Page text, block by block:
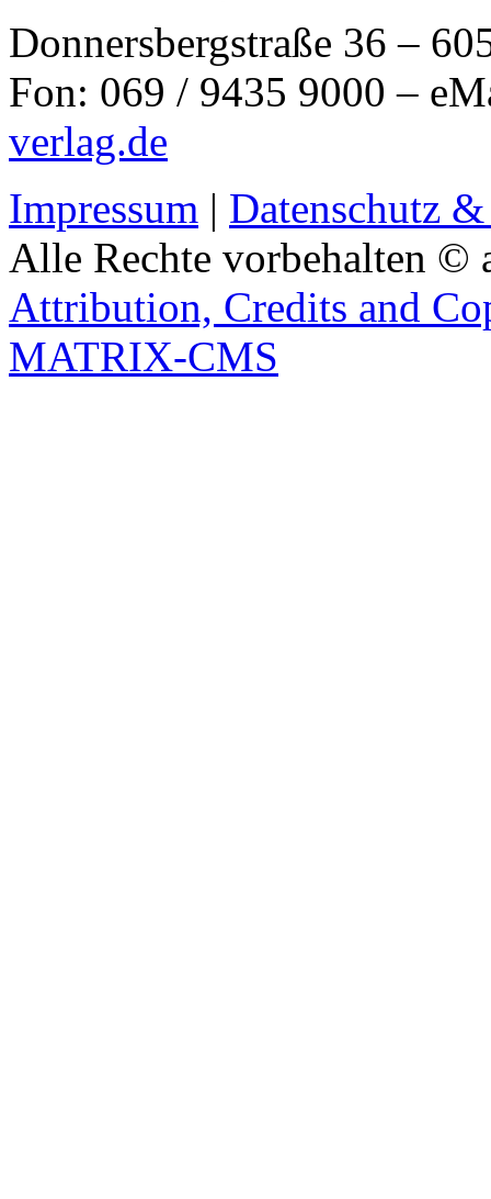
Donnersbergstraße 36 –
Fon: 069 / 9435 9000 –
verlag.de
Impressum | Datenschutz
Alle Rechte vorbehalten ©
Attribution, Credits and
MATRIX-CMS